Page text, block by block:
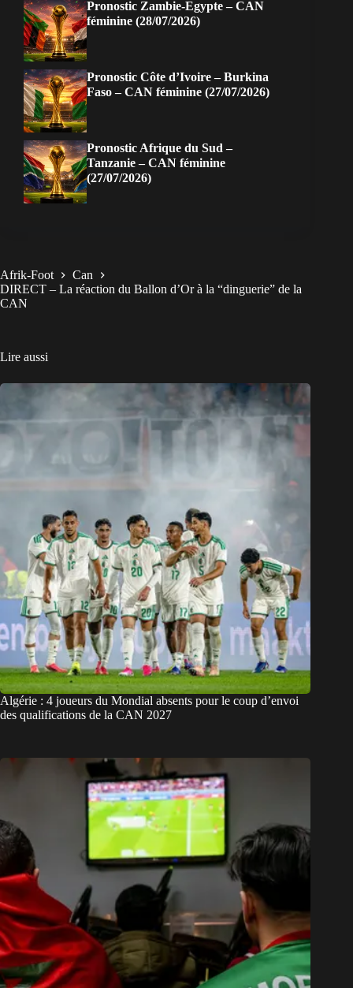
Pronostic Zambie-Egypte – CAN
féminine (28/07/2026)
Pronostic Côte d’Ivoire – Burkina
Faso – CAN féminine (27/07/2026)
Pronostic Afrique du Sud –
Tanzanie – CAN féminine
(27/07/2026)
Afrik-Foot
Can
DIRECT – La réaction du Ballon d’Or à la “dinguerie” de la
CAN
Lire aussi
Algérie : 4 joueurs du Mondial absents pour le coup d’envoi
des qualifications de la CAN 2027